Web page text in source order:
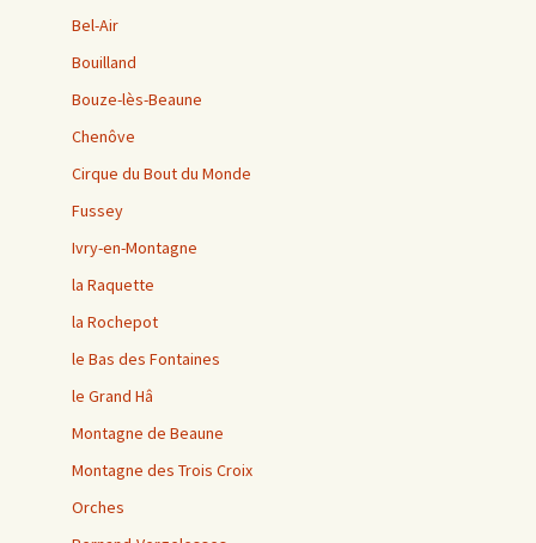
Bel-Air
Bouilland
Bouze-lès-Beaune
Chenôve
Cirque du Bout du Monde
Fussey
Ivry-en-Montagne
la Raquette
la Rochepot
le Bas des Fontaines
le Grand Hâ
Montagne de Beaune
Montagne des Trois Croix
Orches